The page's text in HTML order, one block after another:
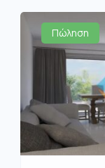
Πώληση